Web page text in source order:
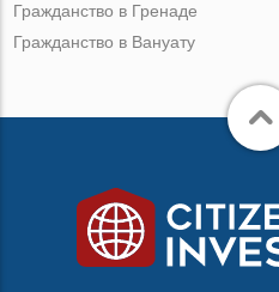
Гражданство в Гренаде
Гражданство в Вануату